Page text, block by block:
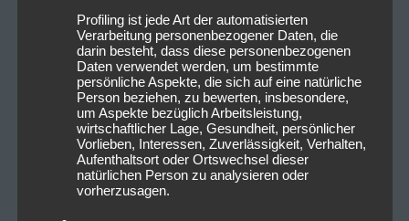
Profiling ist jede Art der automatisierten
Verarbeitung personenbezogener Daten, die
darin besteht, dass diese personenbezogenen
Daten verwendet werden, um bestimmte
persönliche Aspekte, die sich auf eine natürliche
Person beziehen, zu bewerten, insbesondere,
um Aspekte bezüglich Arbeitsleistung,
wirtschaftlicher Lage, Gesundheit, persönlicher
Vorlieben, Interessen, Zuverlässigkeit, Verhalten,
Aufenthaltsort oder Ortswechsel dieser
natürlichen Person zu analysieren oder
vorherzusagen.